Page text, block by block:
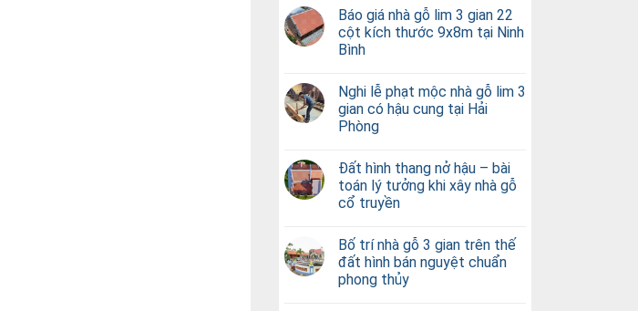
Báo giá nhà gỗ lim 3 gian 22
cột kích thước 9x8m tại Ninh
Bình
Nghi lễ phạt mộc nhà gỗ lim 3
gian có hậu cung tại Hải
Phòng
Đất hình thang nở hậu – bài
toán lý tưởng khi xây nhà gỗ
cổ truyền
Bố trí nhà gỗ 3 gian trên thế
đất hình bán nguyệt chuẩn
phong thủy